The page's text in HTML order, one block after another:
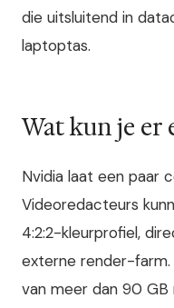
die uitsluitend in
laptoptas.
Wat kun je er
Nvidia laat een paar
Videoredacteurs
4:2:2-kleurprofiel,
externe render-
van meer dan 90